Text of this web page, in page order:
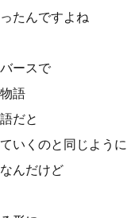
たんですよね
ースで
語
だと
いくのと同じように
んだけど